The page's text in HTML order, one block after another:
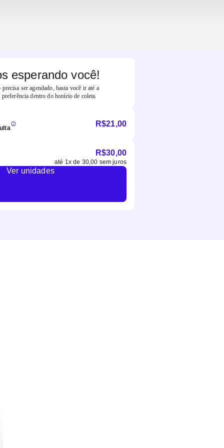
esperando você!
precisa ser agendado, basta você ir até a
preferência dentro do horário de coleta.
R$21,00
R$30,00
até 1x de 30,00 sem juros
Ver unidades